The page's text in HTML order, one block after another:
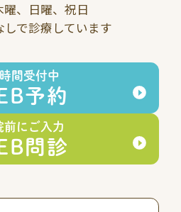
曜、日曜、祝日
で診療しています
間受付中
予約
前にご入力
問診